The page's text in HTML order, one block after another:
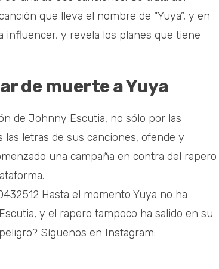
que lleva el nombre de “Yuya”, y en
influencer, y revela los planes que tiene
de muerte a Yuya
de Johnny Escutia, no sólo por las
las letras de sus canciones, ofende y
una campaña en contra del rapero
Hasta el momento Yuya no ha
y el rapero tampoco ha salido en su
Síguenos en Instagram: